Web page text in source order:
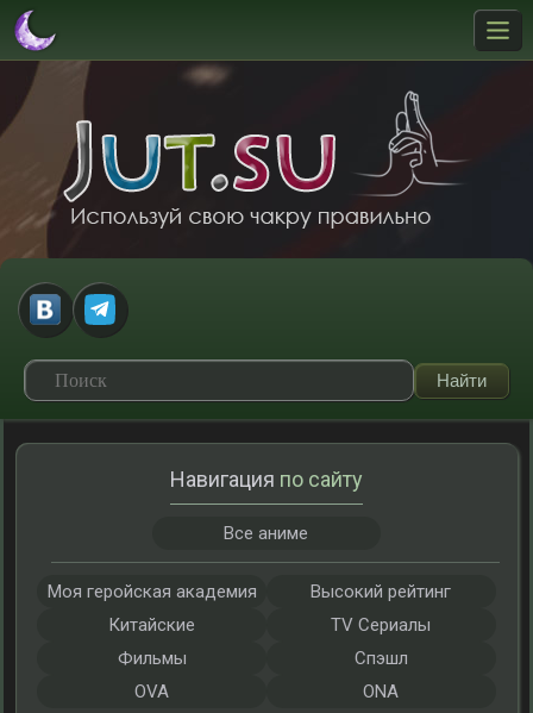
Навигация по сайту
Все аниме
Моя геройская академия
Высокий рейтинг
Китайские
TV Сериалы
Фильмы
Спэшл
OVA
ONA